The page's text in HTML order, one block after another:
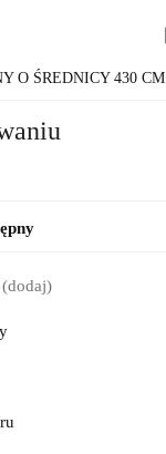
O ŚREDNICY 430 CM
(dodaj)